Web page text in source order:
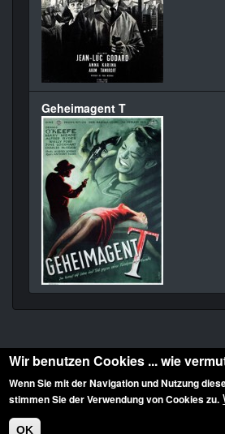
Geheimagent T
Diese Website ist urheberrechtlich geschützt: ©
Rechte vorbehalten.
Wir benutzen Cookies ... wie
Wenn Sie mit der Navigation und Nutzung
stimmen Sie der Verwendung von Cookies zu.
OK